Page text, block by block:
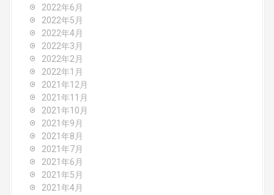
2022年6月
2022年5月
2022年4月
2022年3月
2022年2月
2022年1月
2021年12月
2021年11月
2021年10月
2021年9月
2021年8月
2021年7月
2021年6月
2021年5月
2021年4月